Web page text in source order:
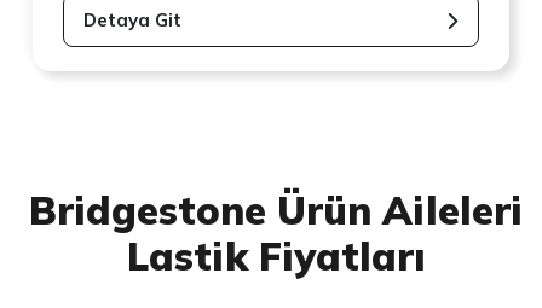
Detaya Git
Bridgestone Ürün Aileleri
Lastik Fiyatları